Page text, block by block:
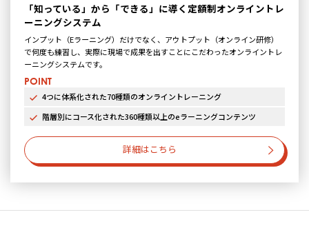
「知っている」から「できる」に導く定額制オンライントレ
ーニングシステム
インプット（Eラーニング）だけでなく、アウトプット（オンライン研修）
で何度も練習し、実際に現場で成果を出すことにこだわったオンライントレ
ーニングシステムです。
POINT
4つに体系化された70種類のオンライントレーニング
階層別にコース化された360種類以上のeラーニングコンテンツ
詳細はこちら